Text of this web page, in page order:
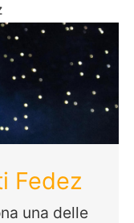
Fedez
una delle